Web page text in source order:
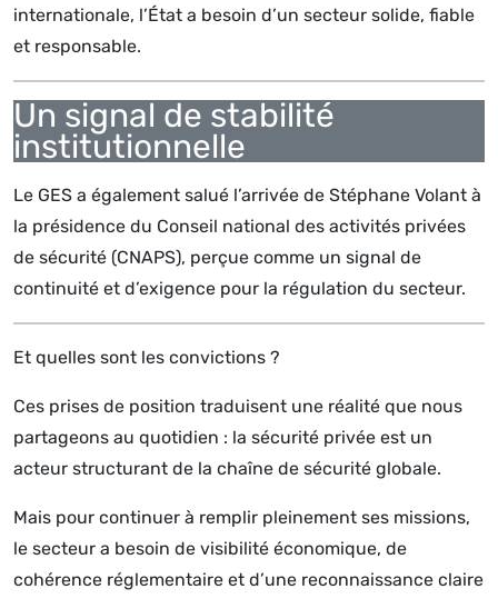
internationale, l’État a besoin d’un secteur solide, fiable
et responsable.
Un signal de stabilité
institutionnelle
Le GES a également salué l’arrivée de Stéphane Volant à
la présidence du Conseil national des activités privées
de sécurité (CNAPS), perçue comme un signal de
continuité et d’exigence pour la régulation du secteur.
Et quelles sont les convictions ?
Ces prises de position traduisent une réalité que nous
partageons au quotidien : la sécurité privée est un
acteur structurant de la chaîne de sécurité globale.
Mais pour continuer à remplir pleinement ses missions,
le secteur a besoin de visibilité économique, de
cohérence réglementaire et d’une reconnaissance claire